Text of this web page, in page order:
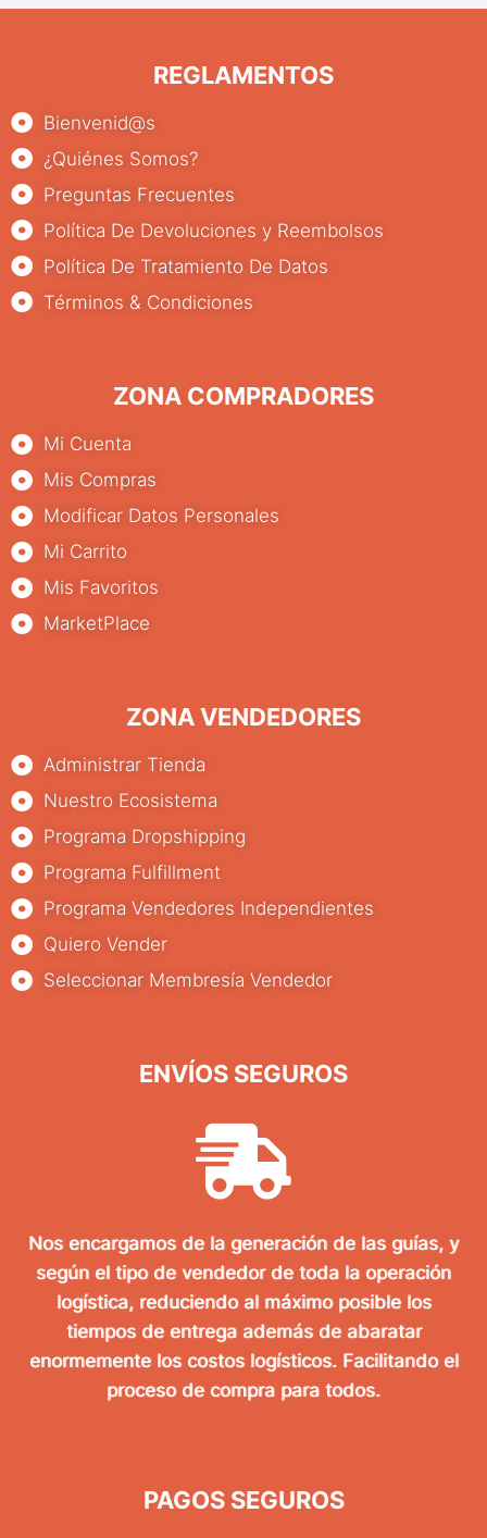
REGLAMENTOS
Bienvenid@s
¿Quiénes Somos?
Preguntas Frecuentes
Política De Devoluciones y Reembolsos
Política De Tratamiento De Datos
Términos & Condiciones
ZONA COMPRADORES
Mi Cuenta
Mis Compras
Modificar Datos Personales
Mi Carrito
Mis Favoritos
MarketPlace
ZONA VENDEDORES
Administrar Tienda
Nuestro Ecosistema
Programa Dropshipping
Programa Fulfillment
Programa Vendedores Independientes
Quiero Vender
Seleccionar Membresía Vendedor
ENVÍOS SEGUROS
Nos encargamos de la generación de las guías, y
según el tipo de vendedor de toda la operación
logística, reduciendo al máximo posible los
tiempos de entrega además de abaratar
enormemente los costos logísticos. Facilitando el
proceso de compra para todos.
PAGOS SEGUROS